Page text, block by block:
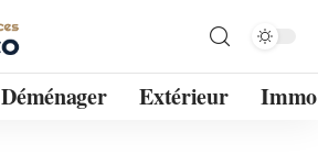
Déménager Extérieur Immo